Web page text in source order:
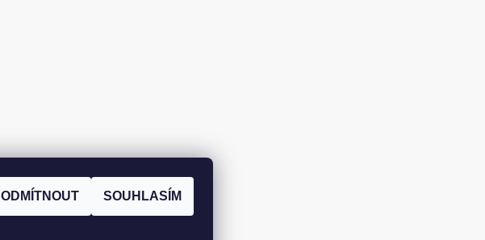
ODMÍTNOUT SOUHLASÍM